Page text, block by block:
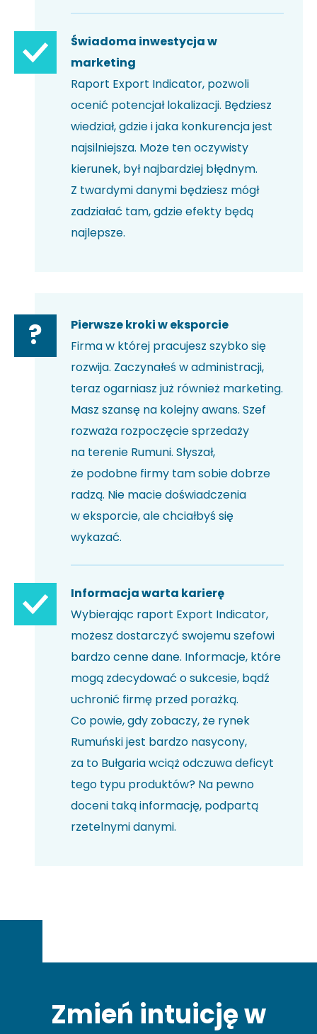
Świadoma inwestycja w
marketing
Raport Export Indicator, pozwoli
ocenić potencjał lokalizacji. Będziesz
wiedział, gdzie i jaka konkurencja jest
najsilniejsza. Może ten oczywisty
kierunek, był najbardziej błędnym.
Z twardymi danymi będziesz mógł
zadziałać tam, gdzie efekty będą
najlepsze.
?
Pierwsze kroki w eksporcie
Firma w której pracujesz szybko się
rozwija. Zaczynałeś w administracji,
teraz ogarniasz już również marketing.
Masz szansę na kolejny awans. Szef
rozważa rozpoczęcie sprzedaży
na terenie Rumuni. Słyszał,
że podobne firmy tam sobie dobrze
radzą. Nie macie doświadczenia
w eksporcie, ale chciałbyś się
wykazać.
Informacja warta karierę
Wybierając raport Export Indicator,
możesz dostarczyć swojemu szefowi
bardzo cenne dane. Informacje, które
mogą zdecydować o sukcesie, bądź
uchronić firmę przed porażką.
Co powie, gdy zobaczy, że rynek
Rumuński jest bardzo nasycony,
za to Bułgaria wciąż odczuwa deficyt
tego typu produktów? Na pewno
doceni taką informację, podpartą
rzetelnymi danymi.
Zmień intuicję w